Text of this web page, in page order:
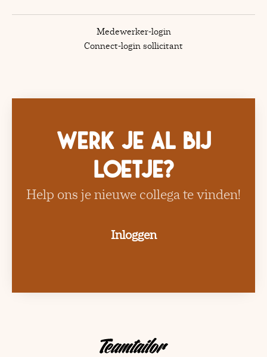
Medewerker-login
Connect-login sollicitant
Werk je al bij
Loetje?
Help ons je nieuwe collega te vinden!
Inloggen